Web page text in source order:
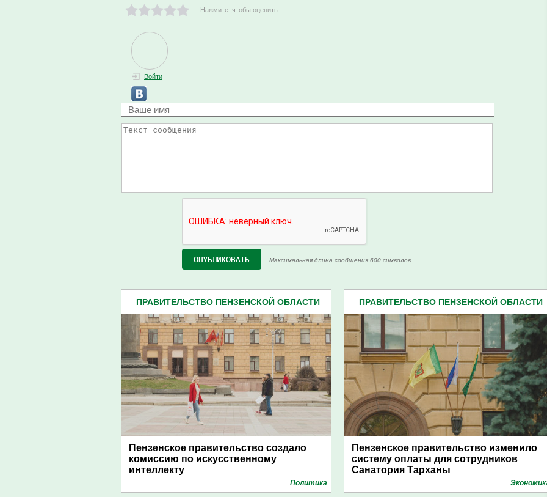
- Нажмите ,чтобы оценить
Войти
Максимальная длина сообщения 600 символов.
ПРАВИТЕЛЬСТВО ПЕНЗЕНСКОЙ ОБЛАСТИ
Пензенское правительство создало
комиссию по искусственному
интеллекту
Политика
ПРАВИТЕЛЬСТВО ПЕНЗЕНСКОЙ ОБЛАСТИ
Пензенское правительство изменило
систему оплаты для сотрудников
Санатория Тарханы